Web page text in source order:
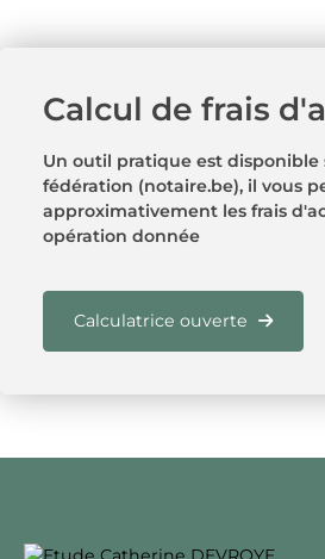
Calcul de frais
Un outil pratique est disponible
fédération (notaire.be), il vous
approximativement les frais
opération donnée
Calculatrice ouverte